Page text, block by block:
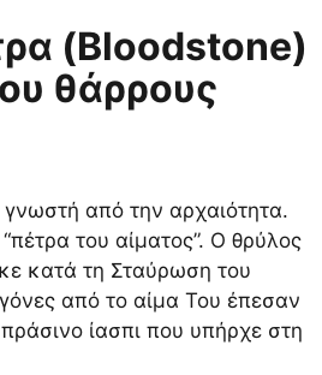
(Bloodstone)
θάρρους
γνωστή από την αρχαιότητα.
του αίματος”. Ο θρύλος
κατά τη Σταύρωση του
από το αίμα Του έπεσαν
ίασπι που υπήρχε στη